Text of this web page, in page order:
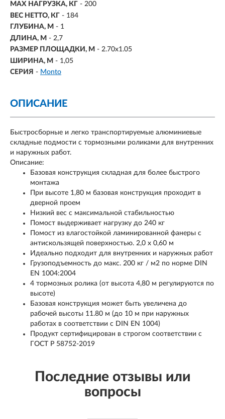
MAX НАГРУЗКА, КГ - 200
ВЕС НЕТТО, КГ - 184
ГЛУБИНА, М - 1
ДЛИНА, М - 2,7
РАЗМЕР ПЛОЩАДКИ, М - 2.70х1.05
ШИРИНА, М - 1,05
СЕРИЯ - Monto
ОПИСАНИЕ
Быстросборные и легко транспортируемые алюминиевые
складные подмости с тормозными роликами для внутренних
и наружных работ.
Описание:
Базовая конструкция складная для более быстрого
монтажа
При высоте 1,80 м базовая конструкция проходит в
дверной проем
Низкий вес с максимальной стабильностью
Помост выдерживает нагрузку до 240 кг
Помост из влагостойкой ламинированной фанеры с
антискользящей поверхностью. 2,0 х 0,60 м
Идеально подходит для внутренних и наружных работ
Грузоподъемность до макс. 200 кг / м2 по норме DIN
EN 1004:2004
4 тормозных ролика (от высота 4,80 м регулируются по
высоте)
Базовая конструкция может быть увеличена до
рабочей высоты 11.80 м (до 10 м при наружных
работах в соответствии с DIN EN 1004)
Продукт сертифицирован в строгом соответствии с
ГОСТ Р 58752-2019
Последние отзывы или
вопросы